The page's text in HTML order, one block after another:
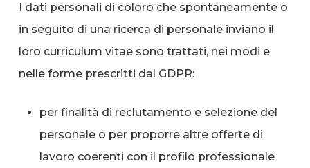
I dati personali di coloro che spontaneamente o
in seguito di una ricerca di personale inviano il
loro curriculum vitae sono trattati, nei modi e
nelle forme prescritti dal GDPR:
per finalità di reclutamento e selezione del
personale o per proporre altre offerte di
lavoro coerenti con il profilo professionale